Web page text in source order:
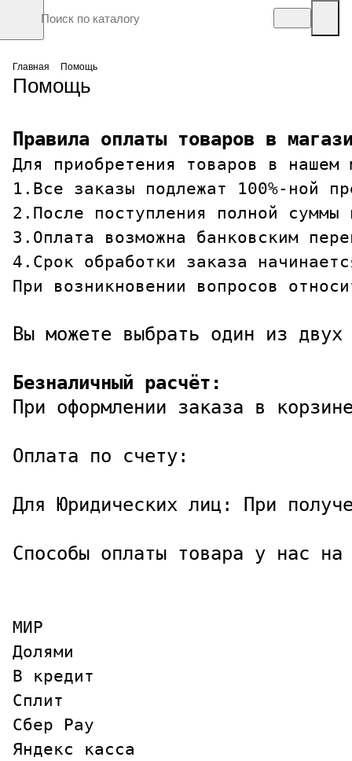
Главная Помощь
Помощь
Правила оплаты товаров в
Для приобретения товаров в нашем
1.Все заказы подлежат 100%-ной
2.После поступления полной
3.Оплата возможна банковским
4.Срок обработки заказа
При возникновении вопросов
Вы можете выбрать один из
Безналичный расчёт:
При оформлении заказа в
Оплата по счету:
Для Юридических лиц: При
Способы оплаты товара у нас
МИР
Долями
В кредит
Сплит
Сбер Pay
Яндекс касса